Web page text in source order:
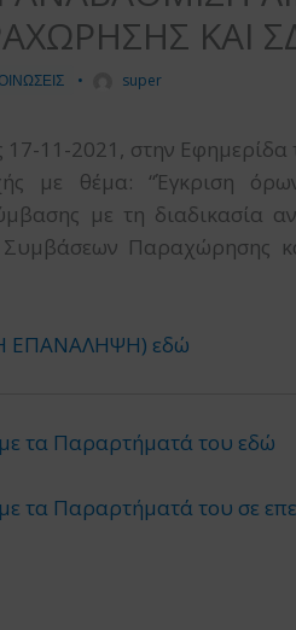
ΚΑΙ
• super
11-2021, στην
με θέμα: “Έγκριση
με τη διαδικασία
Παραχώρησης
ΕΠΑΝΑΛΗΨΗ) εδώ
τα Παραρτήματά του εδώ
τα Παραρτήματά του σε